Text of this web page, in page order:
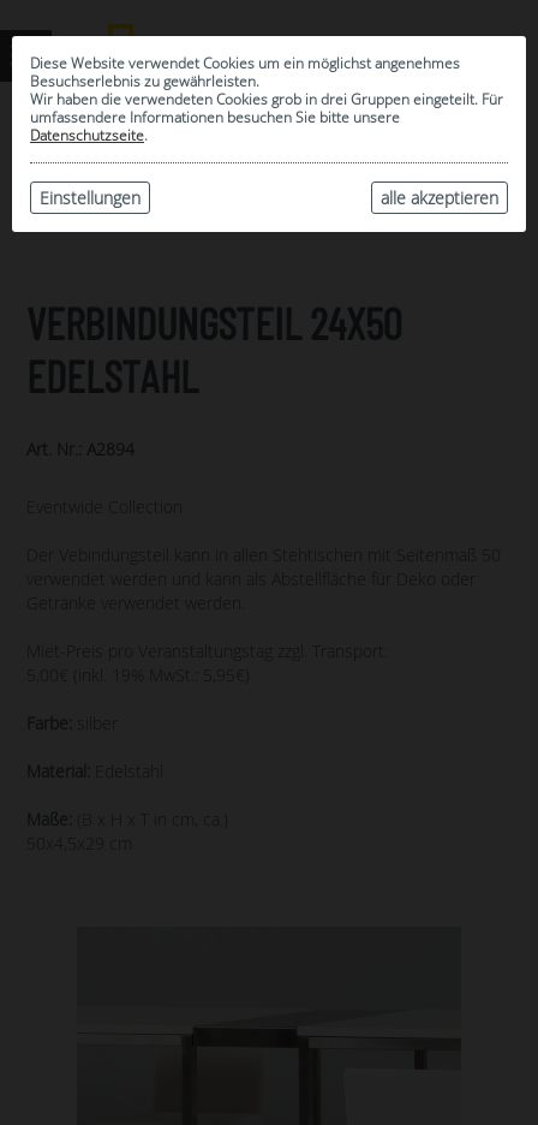
Diese Website verwendet Cookies um ein möglichst angenehmes
Besuchserlebnis zu gewährleisten.
Wir haben die verwendeten Cookies grob in drei Gruppen eingeteilt. Für
umfassendere Informationen besuchen Sie bitte unsere
Datenschutzseite.
alle akzeptieren
Einstellungen
ARCHIV
VERBINDUNGSTEIL 24X50
EDELSTAHL
Art. Nr.: A2894
Eventwide Collection
Der Vebindungsteil kann in allen Stehtischen mit Seitenmaß 50
verwendet werden und kann als Abstellfläche für Deko oder
Getränke verwendet werden.
Miet-Preis pro Veranstaltungstag zzgl. Transport:
5,00€ (inkl. 19% MwSt.: 5,95€)
Farbe:
Material: Edelstahl
Maße:
(B x H x T in cm, ca.)
50x4,5x29 cm